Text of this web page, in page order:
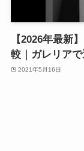
【2026年最新
較｜ガレリア
2021年5月16日